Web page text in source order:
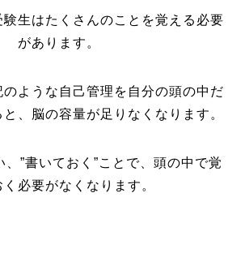
験生はたくさんのことを覚える必要
があります。
ような自己管理を自分の頭の中だ
、脳の容量が足りなくなります。
、”書いておく”ことで、頭の中で覚
く必要がなくなります。